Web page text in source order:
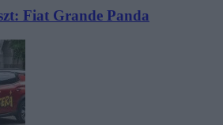
Fiat Grande Panda